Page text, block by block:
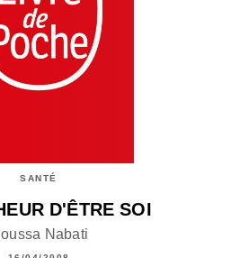
SANTÉ
D'ÊTRE SOI
Nabati